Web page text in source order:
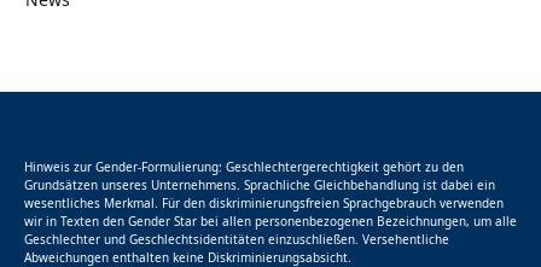
Hinweis zur Gender-Formulierung: Geschlechtergerechtigkeit gehört zu den
Grundsätzen unseres Unternehmens. Sprachliche Gleichbehandlung ist dabei ein
wesentliches Merkmal. Für den diskriminierungsfreien Sprachgebrauch verwenden
wir in Texten den Gender Star bei allen personenbezogenen Bezeichnungen, um alle
Geschlechter und Geschlechtsidentitäten einzuschließen. Versehentliche
Abweichungen enthalten keine Diskriminierungsabsicht.